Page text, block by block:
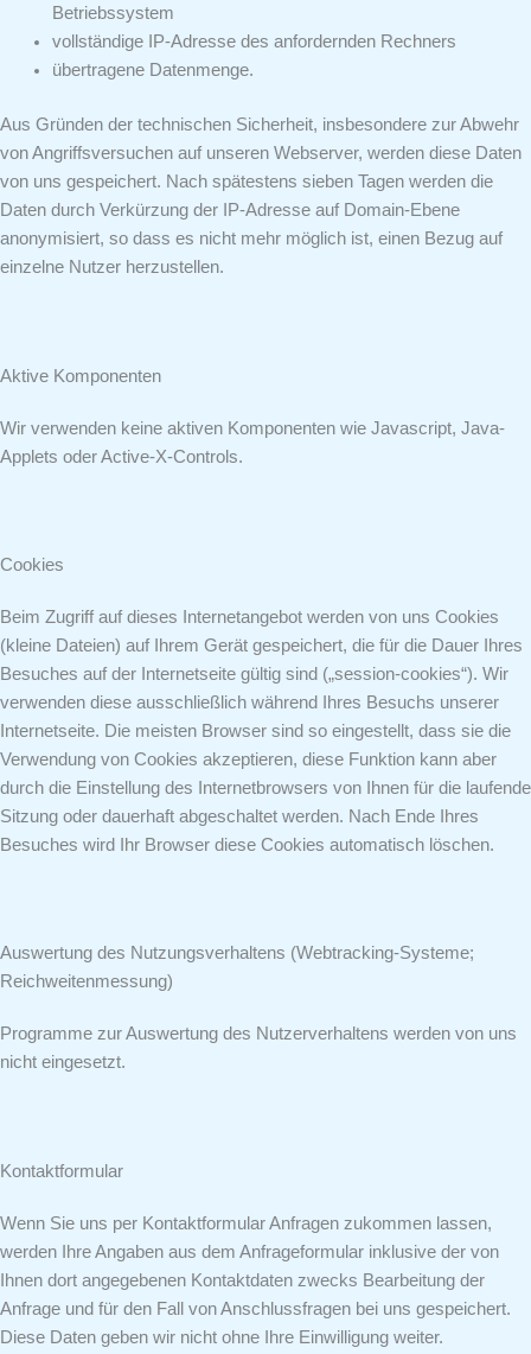
Betriebssystem
vollständige IP-Adresse des anfordernden Rechners
übertragene Datenmenge.
Aus Gründen der technischen Sicherheit, insbesondere zur Abwehr
von Angriffsversuchen auf unseren Webserver, werden diese Daten
von uns gespeichert. Nach spätestens sieben Tagen werden die
Daten durch Verkürzung der IP-Adresse auf Domain-Ebene
anonymisiert, so dass es nicht mehr möglich ist, einen Bezug auf
einzelne Nutzer herzustellen.
Aktive Komponenten
Wir verwenden keine aktiven Komponenten wie Javascript, Java-
Applets oder Active-X-Controls.
Cookies
Beim Zugriff auf dieses Internetangebot werden von uns Cookies
(kleine Dateien) auf Ihrem Gerät gespeichert, die für die Dauer Ihres
Besuches auf der Internetseite gültig sind („session-cookies“). Wir
verwenden diese ausschließlich während Ihres Besuchs unserer
Internetseite. Die meisten Browser sind so eingestellt, dass sie die
Verwendung von Cookies akzeptieren, diese Funktion kann aber
durch die Einstellung des Internetbrowsers von Ihnen für die laufende
Sitzung oder dauerhaft abgeschaltet werden. Nach Ende Ihres
Besuches wird Ihr Browser diese Cookies automatisch löschen.
Auswertung des Nutzungsverhaltens (Webtracking-Systeme;
Reichweitenmessung)
Programme zur Auswertung des Nutzerverhaltens werden von uns
nicht eingesetzt.
Kontaktformular
Wenn Sie uns per Kontaktformular Anfragen zukommen lassen,
werden Ihre Angaben aus dem Anfrageformular inklusive der von
Ihnen dort angegebenen Kontaktdaten zwecks Bearbeitung der
Anfrage und für den Fall von Anschlussfragen bei uns gespeichert.
Diese Daten geben wir nicht ohne Ihre Einwilligung weiter.